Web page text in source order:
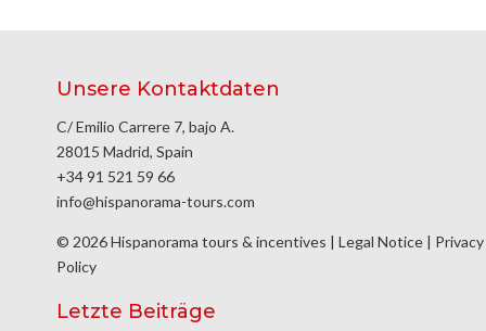
Unsere Kontaktdaten
C/ Emilio Carrere 7, bajo A.
28015 Madrid, Spain
+34 91 521 59 66
info@hispanorama-tours.com
© 2026 Hispanorama tours & incentives | Legal Notice | Privacy
Policy
Letzte Beiträge